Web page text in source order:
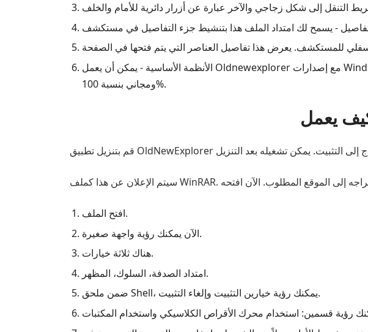
الأنظمة الأساسية - يمكن أن يعمل Oldnewexplorer مع إصدارات Windows 8، وWindows 8.1، وWindows 10، وWindows 11. يمكنك تنزيل هذا البرنامج بشكل آمن
ومجاني بنسبة 100%.
افتح الملف.
الآن يمكنك رؤية واجهة صغيرة.
هناك ثلاثة خيارات.
امتداد الصدفة، السلوك، المظهر.
ضمن ملحق Shell، يمكنك رؤية خيارين التثبيت وإلغاء التثبيت.